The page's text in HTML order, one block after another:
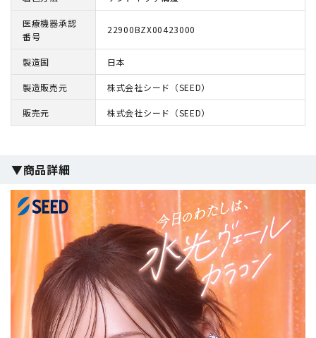
医療機器承認
番号
22900BZX00423000
製造国 日本
製造販売元 株式会社シード（SEED）
販売元 株式会社シード（SEED）
▼商品詳細